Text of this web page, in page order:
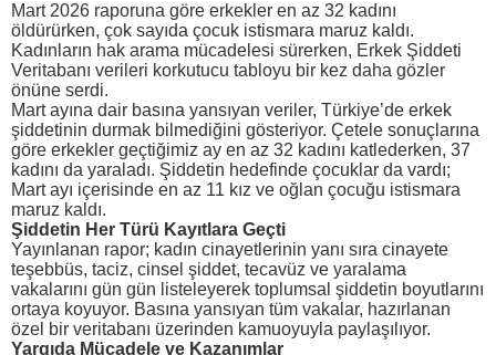
Mart 2026 raporuna göre erkekler en az 32 kadını
öldürürken, çok sayıda çocuk istismara maruz kaldı.
Kadınların hak arama mücadelesi sürerken, Erkek Şiddeti
Veritabanı verileri korkutucu tabloyu bir kez daha gözler
önüne serdi.
Mart ayına dair basına yansıyan veriler, Türkiye’de erkek
şiddetinin durmak bilmediğini gösteriyor. Çetele sonuçlarına
göre erkekler geçtiğimiz ay en az 32 kadını katlederken, 37
kadını da yaraladı. Şiddetin hedefinde çocuklar da vardı;
Mart ayı içerisinde en az 11 kız ve oğlan çocuğu istismara
maruz kaldı.
Şiddetin Her Türü Kayıtlara Geçti
Yayınlanan rapor; kadın cinayetlerinin yanı sıra cinayete
teşebbüs, taciz, cinsel şiddet, tecavüz ve yaralama
vakalarını gün gün listeleyerek toplumsal şiddetin boyutlarını
ortaya koyuyor. Basına yansıyan tüm vakalar, hazırlanan
özel bir veritabanı üzerinden kamuoyuyla paylaşılıyor.
Yargıda Mücadele ve Kazanımlar